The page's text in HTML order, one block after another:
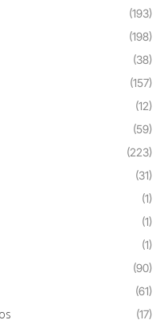
(193)
(198)
(38)
(157)
(12)
(59)
(223)
(31)
(1)
(1)
(1)
(90)
(61)
(17)